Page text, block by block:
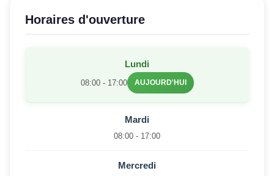
Horaires d'ouverture
Lundi
08:00 - 17:00 AUJOURD'HUI
Mardi
08:00 - 17:00
Mercredi